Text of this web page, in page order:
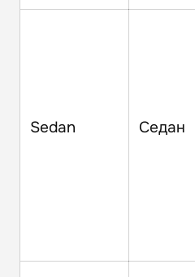
Sedan Седан